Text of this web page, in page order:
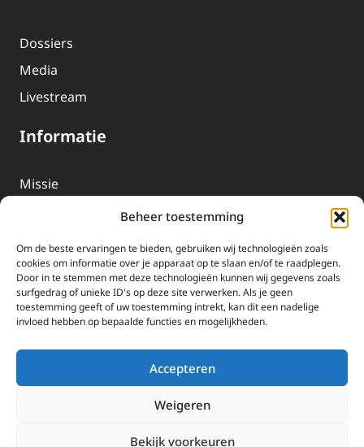
Beheer toestemming
Om de beste ervaringen te bieden, gebruiken wij technologieën zoals
cookies om informatie over je apparaat op te slaan en/of te raadplegen.
Door in te stemmen met deze technologieën kunnen wij gegevens zoals
surfgedrag of unieke ID's op deze site verwerken. Als je geen
toestemming geeft of uw toestemming intrekt, kan dit een nadelige
invloed hebben op bepaalde functies en mogelijkheden.
Accepteren
Weigeren
Bekijk voorkeuren
Dossiers
Media
Livestream
Informatie
Missie
EWTN-Team
Organisatiegegevens
Doneren
EWTN wordt uitsluitend gefinancierd door uw donaties.
Wij ontvangen bewust geen advertentie-inkomsten of